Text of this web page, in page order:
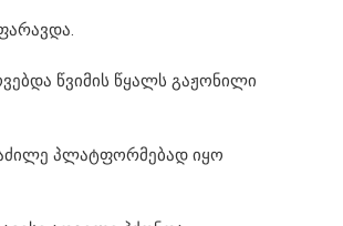
წვიმის წყალს გაჟონილი
პლატფორმებად იყო